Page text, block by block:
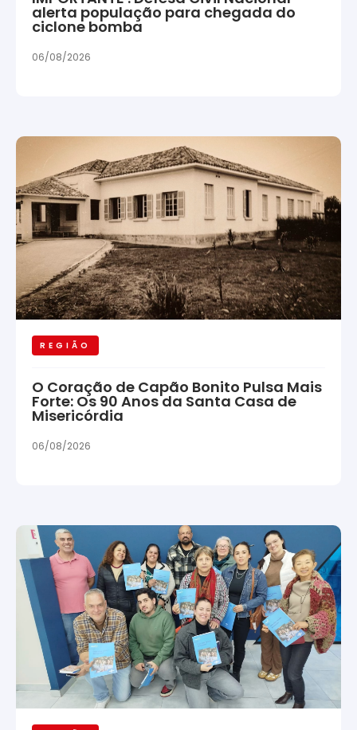
alerta população para chegada do
ciclone bomba
06/08/2026
REGIÃO
O Coração de Capão Bonito Pulsa Mais
Forte: Os 90 Anos da Santa Casa de
Misericórdia
06/08/2026